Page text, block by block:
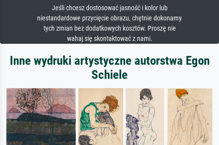
Jeśli chcesz dostosować jasność i kolor lub
niestandardowe przycięcie obrazu, chętnie dokonamy
tych zmian bez dodatkowych kosztów. Proszę nie
wahaj się skontaktować z nami.
Inne wydruki artystyczne autorstwa Egon
Schiele